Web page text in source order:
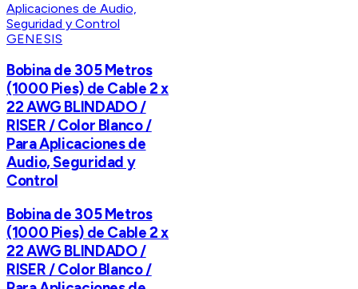
GENESIS
Bobina de 305 Metros
(1000 Pies) de Cable 2 x
22 AWG BLINDADO /
RISER / Color Blanco /
Para Aplicaciones de
Audio, Seguridad y
Control
Bobina de 305 Metros
(1000 Pies) de Cable 2 x
22 AWG BLINDADO /
RISER / Color Blanco /